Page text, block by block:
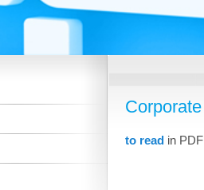
to read in